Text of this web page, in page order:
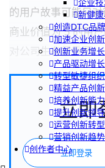
企业
新健
创造DTC品牌
加速企业创新
创新业务增长
产品驱动增长
转型敏捷组织
精益产品创新
培养创新能力
提升创新领
运营创新转型
营销创新趋
创作者中心
的用户故事可能只
商业价值为 5 的用
对公司生存很重要。
立即
立即登录